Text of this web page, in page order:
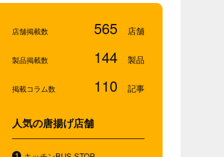
店舗掲載数 565
製品掲載数 144
掲載コラム数 110
人気の唐揚げ店舗